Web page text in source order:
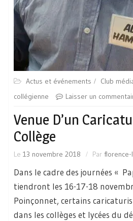
Actus et événements Club
collégienne
Laisser un
Venue D’un
Collège
Le 13 novembre 2018 Par
Dans le cadre des journées «
tiendront les 16-17-18
Poinçonnet, certains
dans les collèges et lycées du